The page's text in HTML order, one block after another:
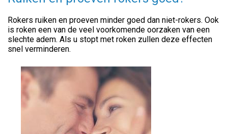
Rokers ruiken en proeven minder goed dan niet-rokers. Ook
is roken een van de veel voorkomende oorzaken van een
slechte adem. Als u stopt met roken zullen deze effecten
snel verminderen.